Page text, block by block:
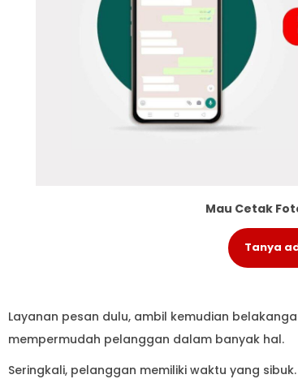
Mau Cetak
Tanya
Layanan pesan dulu, ambil kemudian
mempermudah pelanggan dalam banyak hal.
Seringkali, pelanggan memiliki waktu yang